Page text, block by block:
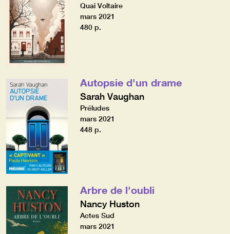
Quai Voltaire
mars 2021
480 p.
Autopsie d'un drame
Sarah Vaughan
Préludes
mars 2021
448 p.
Arbre de l'oubli
Nancy Huston
Actes Sud
mars 2021